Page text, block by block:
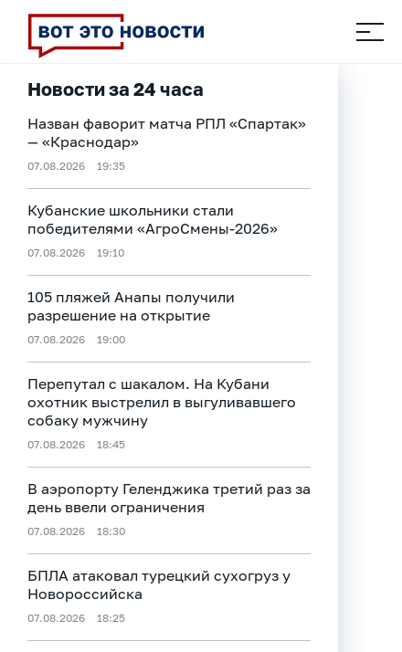
Новости за 24 часа
Назван фаворит матча РПЛ «Спартак»
— «Краснодар»
07.08.2026 19:35
Кубанские школьники стали
победителями «АгроСмены-2026»
07.08.2026 19:10
105 пляжей Анапы получили
разрешение на открытие
07.08.2026 19:00
Перепутал с шакалом. На Кубани
охотник выстрелил в выгуливавшего
собаку мужчину
07.08.2026 18:45
В аэропорту Геленджика третий раз за
день ввели ограничения
07.08.2026 18:30
БПЛА атаковал турецкий сухогруз у
Новороссийска
07.08.2026 18:25